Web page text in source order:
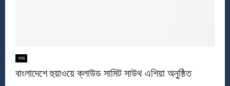
খবর
বাংলাদেশে হুয়াওয়ে ক্লাউড সামিট সাউথ এশিয়া অনুষ্ঠিত